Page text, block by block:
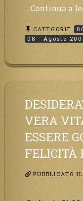
…Continua a
CATEGORIE
08 - Agosto
VERA
ESSERE
FELICITÀ
PUBBLICATO IL